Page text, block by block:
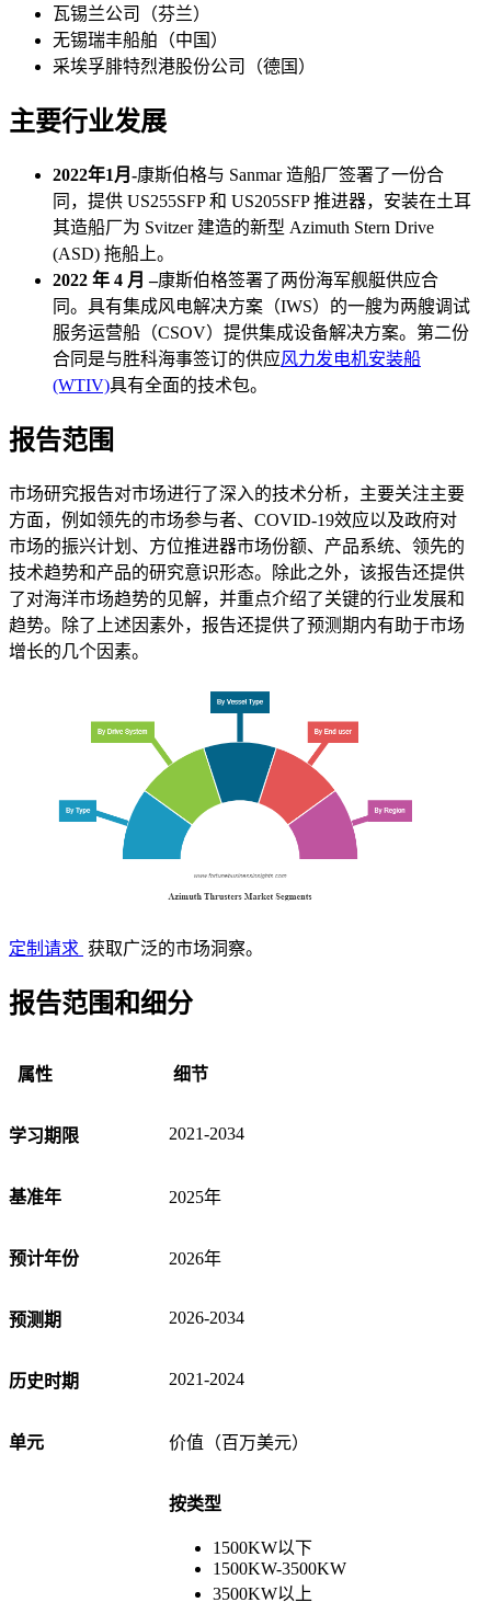
瓦锡兰公司（芬兰）
无锡瑞丰船舶（中国）
采埃孚腓特烈港股份公司（德国）
主要行业发展
2022年1月-康斯伯格与 Sanmar 造船厂签署了一份合
同，提供 US255SFP 和 US205SFP 推进器，安装在土耳
其造船厂为 Svitzer 建造的新型 Azimuth Stern Drive
(ASD) 拖船上。
2022 年 4 月 –康斯伯格签署了两份海军舰艇供应合
同。具有集成风电解决方案（IWS）的一艘为两艘调试
服务运营船（CSOV）提供集成设备解决方案。第二份
合同是与胜科海事签订的供应风力发电机安装船
(WTIV)具有全面的技术包。
报告范围
市场研究报告对市场进行了深入的技术分析，主要关注主要
方面，例如领先的市场参与者、COVID-19效应以及政府对
市场的振兴计划、方位推进器市场份额、产品系统、领先的
技术趋势和产品的研究意识形态。除此之外，该报告还提供
了对海洋市场趋势的见解，并重点介绍了关键的行业发展和
趋势。除了上述因素外，报告还提供了预测期内有助于市场
增长的几个因素。
定制请求 获取广泛的市场洞察。
报告范围和细分
属性 细节
学习期限 2021-2034
基准年 2025年
预计年份 2026年
预测期 2026-2034
历史时期 2021-2024
单元 价值（百万美元）
按类型
1500KW以下
1500KW-3500KW
3500KW以上